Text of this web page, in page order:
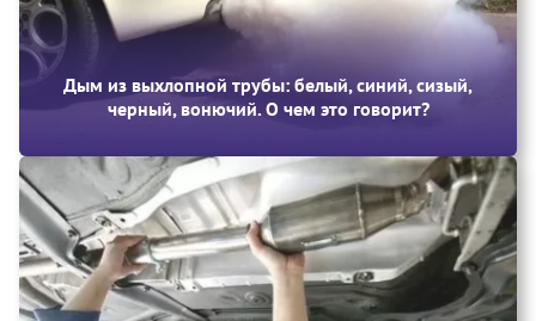
Дым из выхлопной трубы: белый, синий, сизый,
черный, вонючий. О чем это говорит?